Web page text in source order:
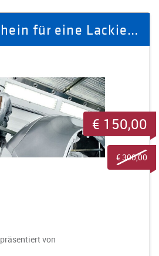
300,- € Gutschein für eine Lackierung
präsentiert von
€ 150,00
€ 300,00